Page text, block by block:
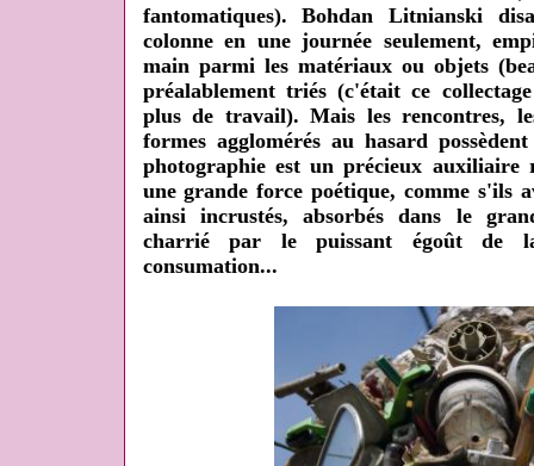
fantomatiques). Bohdan Litnianski
colonne en une journée seulement,
main parmi les matériaux ou objets
préalablement triés (c'était ce
plus de travail). Mais les rencontres,
formes agglomérés au hasard
photographie est un précieux auxiliaire
une grande force poétique, comme s'ils
ainsi incrustés, absorbés dans le
charrié par le puissant égoût de la
consumation...